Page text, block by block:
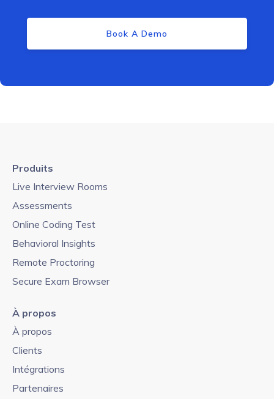
Book A Demo
Produits
Live Interview Rooms
Assessments
Online Coding Test
Behavioral Insights
Remote Proctoring
Secure Exam Browser
À propos
À propos
Clients
Intégrations
Partenaires